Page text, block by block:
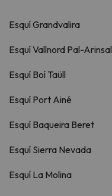
Esquí Grandvalira
Esquí Vallnord Pal-Arinsal
Esquí Boí Taüll
Esquí Port Ainé
Esquí Baqueira Beret
Esquí Sierra Nevada
Esquí La Molina